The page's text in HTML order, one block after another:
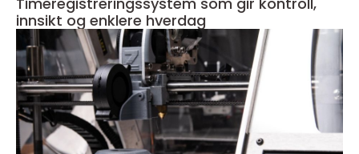
innsikt og enklere hverdag